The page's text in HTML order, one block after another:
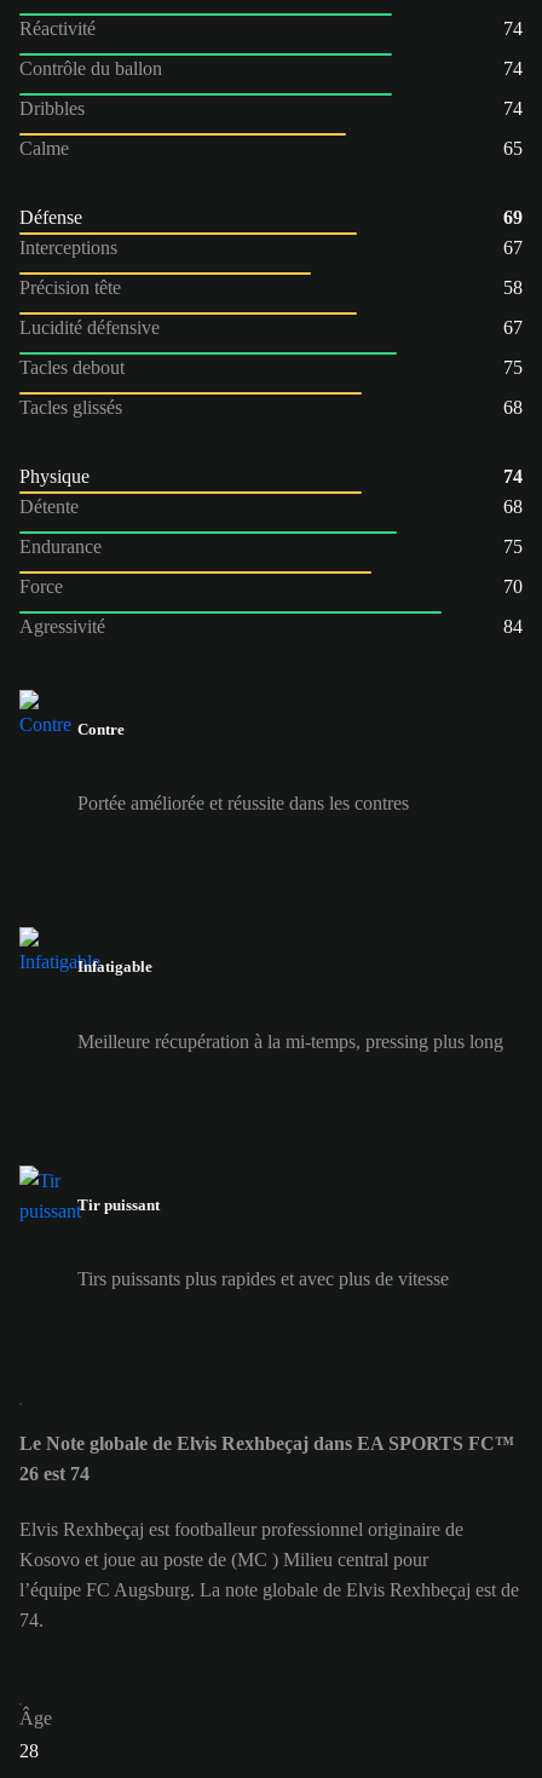
Réactivité
74
Contrôle du ballon
74
Dribbles
74
Calme
65
Défense
69
Interceptions
67
Précision tête
58
Lucidité défensive
67
Tacles debout
75
Tacles glissés
68
Physique
74
Détente
68
Endurance
75
Force
70
Agressivité
84
Contre
Portée améliorée et réussite dans les contres
Infatigable
Meilleure récupération à la mi-temps, pressing plus long
Tir puissant
Tirs puissants plus rapides et avec plus de vitesse
Le Note globale de Elvis Rexhbeçaj dans EA SPORTS FC™
26 est 74
Elvis Rexhbeçaj est footballeur professionnel originaire de
Kosovo et joue au poste de (MC ) Milieu central pour
l’équipe FC Augsburg. La note globale de Elvis Rexhbeçaj est de
74.
Âge
28